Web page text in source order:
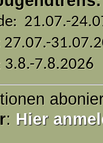
21.07.-
27.07.-
3.8.-7.8.2026
: Hier